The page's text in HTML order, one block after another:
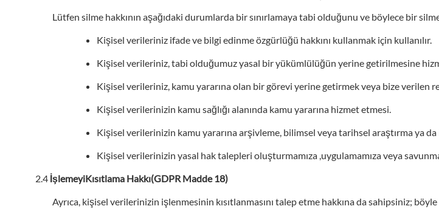
Lütfen silme hakkının aşağıdaki durumlarda bir sınırlamaya tabi olduğunu ve böylece bir
Kişisel verileriniz ifade ve bilgi edinme özgürlüğü hakkını kullanmak için kullanılır.
Kişisel verileriniz, tabi olduğumuz yasal bir yükümlülüğün yerine getirilmesine
Kişisel verileriniz, kamu yararına olan bir görevi yerine getirmek veya bize verilen
Kişisel verilerinizin kamu sağlığı alanında kamu yararına hizmet etmesi.
Kişisel verilerinizin kamu yararına arşivleme, bilimsel veya tarihsel araştırma ya
Kişisel verilerinizin yasal hak talepleri oluşturmamıza ,uygulamamıza veya
İşlemeyiKısıtlama Hakkı(GDPR Madde 18)
Ayrıca, kişisel verilerinizin işlenmesinin kısıtlanmasını talep etme hakkına da sahipsiniz;